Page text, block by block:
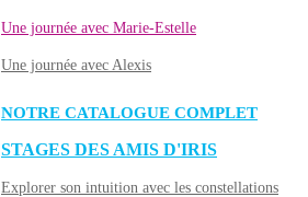
Une journée avec Marie-Estelle
Une journée avec Alexis
NOTRE CATALOGUE COMPLET
STAGES DES AMIS D'IRIS
Explorer son intuition avec les constellations